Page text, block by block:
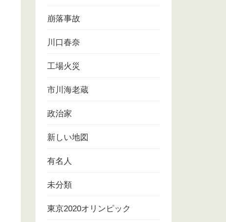
崩落事故
川口春奈
工場火災
市川海老蔵
政治家
新しい地図
有名人
未分類
東京2020オリンピック